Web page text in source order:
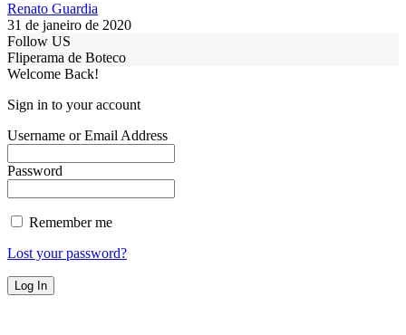
Renato Guardia
31 de janeiro de 2020
Follow US
Fliperama de Boteco
Welcome Back!
Sign in to your account
Username or Email Address
Password
Remember me
Lost your password?